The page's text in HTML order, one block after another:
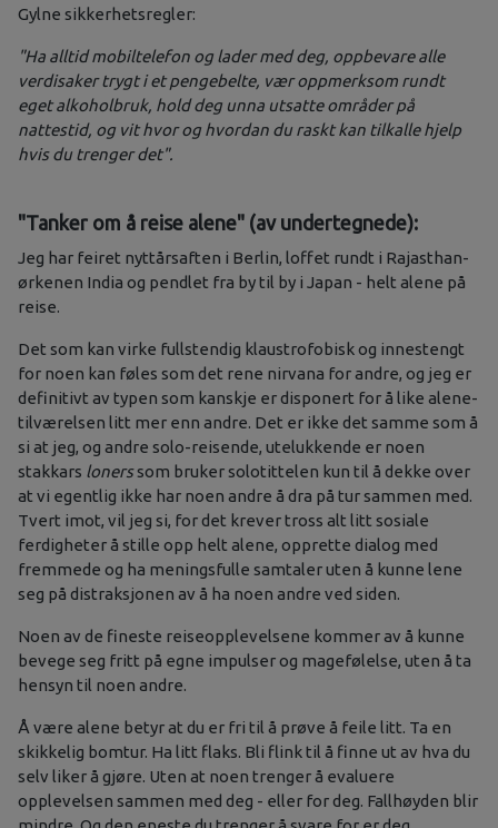
Gylne sikkerhetsregler:
"Ha alltid mobiltelefon og lader med deg, oppbevare alle
verdisaker trygt i et pengebelte, vær oppmerksom rundt
eget alkoholbruk, hold deg unna utsatte områder på
nattestid, og vit hvor og hvordan du raskt kan tilkalle hjelp
hvis du trenger det".
"Tanker om å reise alene" (av undertegnede):
Jeg har feiret nyttårsaften i Berlin, loffet rundt i Rajasthan-
ørkenen India og pendlet fra by til by i Japan - helt alene på
reise.
Det som kan virke fullstendig klaustrofobisk og innestengt
for noen kan føles som det rene nirvana for andre, og jeg er
definitivt av typen som kanskje er disponert for å like alene-
tilværelsen litt mer enn andre. Det er ikke det samme som å
si at jeg, og andre solo-reisende, utelukkende er noen
stakkars lonerssom bruker solotittelen kun til å dekke over
at vi egentlig ikke har noen andre å dra på tur sammen med.
Tvert imot, vil jeg si, for det krever tross alt litt sosiale
ferdigheter å stille opp helt alene, opprette dialog med
fremmede og ha meningsfulle samtaler uten å kunne lene
seg på distraksjonen av å ha noen andre ved siden.
Noen av de fineste reiseopplevelsene kommer av å kunne
bevege seg fritt på egne impulser og magefølelse, uten å ta
hensyn til noen andre.
Å være alene betyr at du er fri til å prøve å feile litt. Ta en
skikkelig bomtur. Ha litt flaks. Bli flink til å finne ut av hva du
selv liker å gjøre. Uten at noen trenger å evaluere
opplevelsen sammen med deg - eller for deg. Fallhøyden blir